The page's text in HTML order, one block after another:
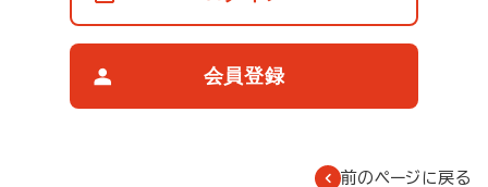
会員登録
前のページに戻る